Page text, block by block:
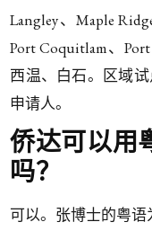
Langley、Maple
Port Coquitlam、
西温、白石。区域
申请人。
侨达可以用
吗？
可以。张博士的粤语